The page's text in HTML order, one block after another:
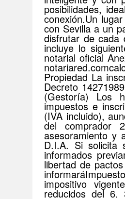
posibilidades,
conexión.Un
con Sevilla a un
disfrutar de cada
incluye lo
notarial oficial
Propiedad La
Decreto
(Gestoría) Los
impuestos e
(IVA incluido),
del comprador
asesoramiento y
D.I.A. Si solicita
informados
libertad de
impositivo
reducidos del 6.